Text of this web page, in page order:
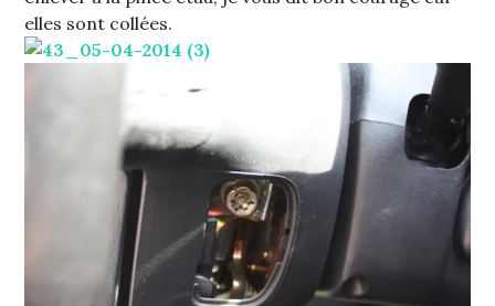
elles sont collées.